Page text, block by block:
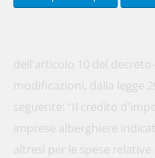
dell'articolo 10 del
modificazioni, dalla legge
seguente: “Il credito
imprese alberghiere
altresì per le spese